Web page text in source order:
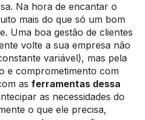
Na hora de encantar o
mais do que só um bom
Uma boa gestão de clientes
volte a sua empresa não
variável), mas pela
e comprometimento com
as ferramentas dessa
as necessidades do
o que ele precisa,